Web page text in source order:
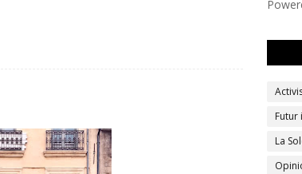
Futur
La